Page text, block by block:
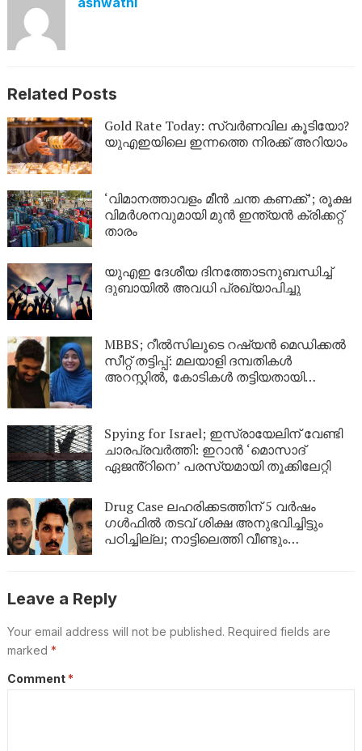
Related Posts
Gold Rate Today: സ്വര്‍ണവില കൂടിയോ?
യുഎഇയിലെ ഇന്നത്തെ നിരക്ക് അറിയാം
‘വിമാനത്താവളം മീന്‍ ചന്ത കണക്ക്’; രൂക്ഷ
വിമര്‍ശനവുമായി മുന്‍ ഇന്ത്യന്‍ ക്രിക്കറ്റ്
താരം
യുഎഇ ദേശീയ ദിനത്തോടനുബന്ധിച്ച്
ദുബായിൽ അവധി പ്രഖ്യാപിച്ചു
MBBS; റീൽസിലൂടെ റഷ്യൻ മെഡിക്കൽ
സീറ്റ് തട്ടിപ്പ്: മലയാളി ദമ്പതികൾ
അറസ്റ്റിൽ, കോടികൾ തട്ടിയതായി
Spying for Israel; ഇസ്രായേലിന് വേണ്ടി
ചാരപ്രവർത്തി: ഇറാൻ ‘മൊസാദ്
ഏജൻ്റിനെ’ പരസ്യമായി തൂക്കിലേറ്റി
Drug Case ലഹരിക്കടത്തിന് 5 വർഷം
ഗൾഫിൽ തടവ് ശിക്ഷ അനുഭവിച്ചിട്ടും
പഠിച്ചില്ല; നാട്ടിലെത്തി വീണ്ടും
Leave a Reply
Your email address will not be published. Required fields are
marked *
Comment *